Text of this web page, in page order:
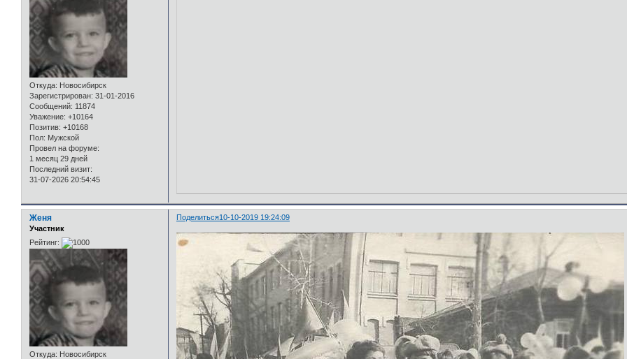
Откуда: Новосибирск
Зарегистрирован: 31-01-2016
Сообщений: 11874
Уважение: +10164
Позитив: +10168
Пол: Мужской
Провел на форуме:
1 месяц 29 дней
Последний визит:
31-07-2026 20:54:45
Поделиться10-10-2019 19:24:09
Женя
Участник
Рейтинг:
Откуда: Новосибирск